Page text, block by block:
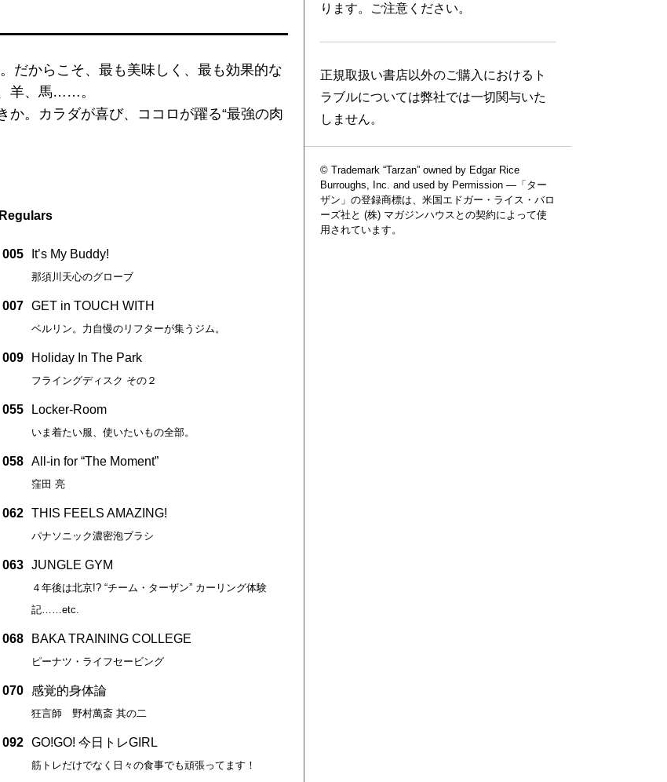
だからこそ、最も美味しく、最も効果的な
羊、馬……。
。カラダが喜び、ココロが躍る“最強の肉
Regulars
005 It’s My Buddy!
那須川天心のグローブ
007 GET in TOUCH WITH
ベルリン。力自慢のリフターが集うジム。
009 Holiday In The Park
フライングディスク その２
055 Locker-Room
いま着たい服、使いたいもの全部。
058 All-in for “The Moment”
窪田 亮
062 THIS FEELS AMAZING!
パナソニック濃密泡ブラシ
063 JUNGLE GYM
４年後は北京!? “チーム・ターザン” カーリング体験
記……etc.
068 BAKA TRAINING COLLEGE
ピーナツ・ライフセービング
070 感覚的身体論
狂言師 野村萬斎 其の二
092 GO!GO! 今日トレGIRL
筋トレだけでなく日々の食事でも頑張ってます！
ります。ご注意ください。
正規取扱い書店以外のご購入におけるト
ラブルについては弊社では一切関与いた
しません。
© Trademark “Tarzan” owned by Edgar Rice
Burroughs, Inc. and used by Permission —「ター
ザン」の登録商標は、米国エドガー・ライス・バロ
ーズ社と (株) マガジンハウスとの契約によって使
用されています。